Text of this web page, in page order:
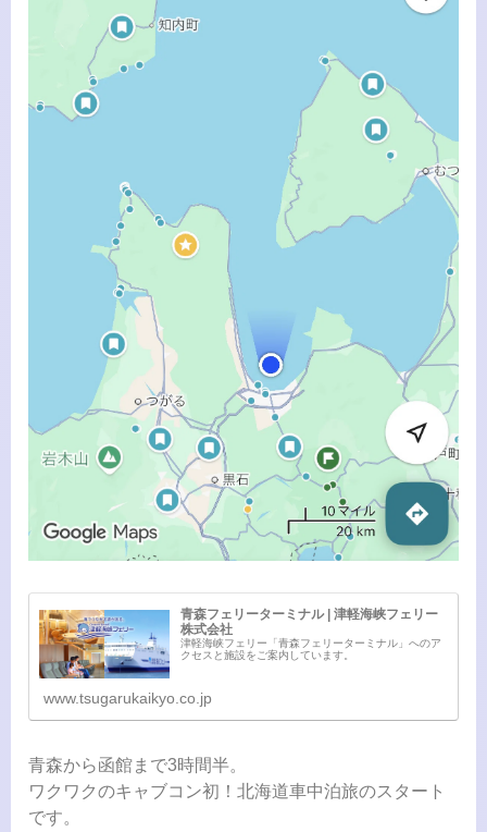
青森フェリーターミナル | 津軽海峡フェリー
株式会社
津軽海峡フェリー「青森フェリーターミナル」へのア
クセスと施設をご案内しています。
www.tsugarukaikyo.co.jp
青森から函館まで3時間半。
ワクワクのキャブコン初！北海道車中泊旅のスタート
です。